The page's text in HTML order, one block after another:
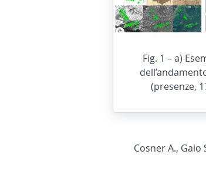
Fig. 1 – a)
(presenze,
Cosner A., Gaio